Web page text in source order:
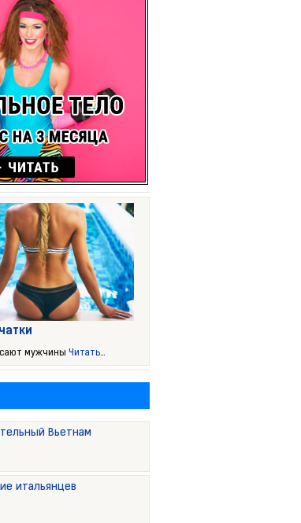
мужчины Читать...
Вьетнам
итальянцев